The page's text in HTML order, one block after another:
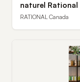
naturel
RATIONAL Canada